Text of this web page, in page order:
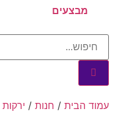
מבצעים
עמוד הבית / חנות / ירקות